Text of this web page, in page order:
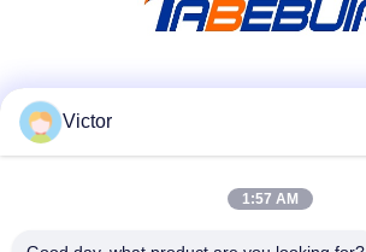
त्वरित संपर्क
Victor
1:57 AM